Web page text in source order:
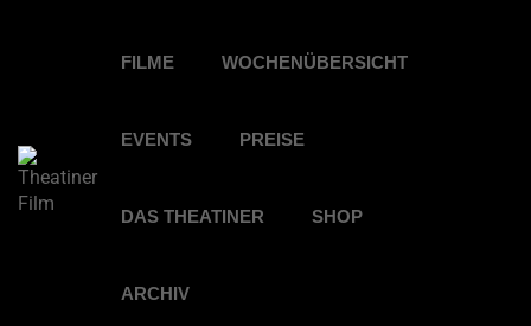
FILME WOCHENÜBERSICHT
EVENTS PREISE
DAS THEATINER SHOP
ARCHIV